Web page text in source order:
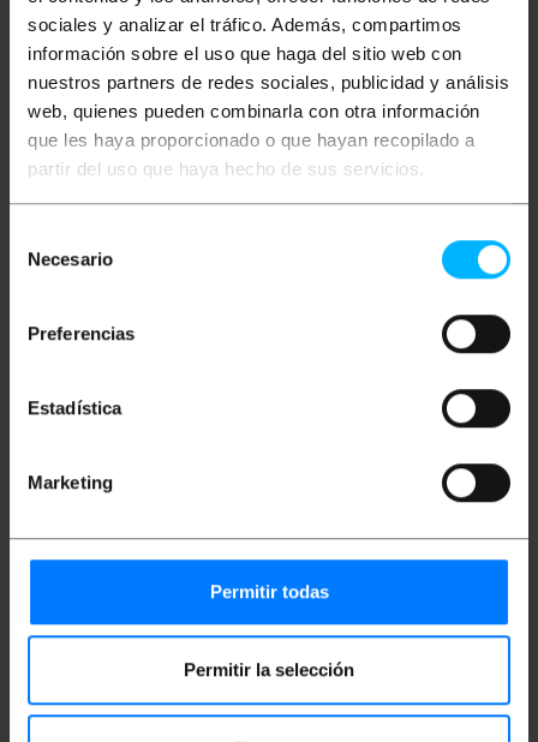
sociales y analizar el tráfico. Además, compartimos
información sobre el uso que haga del sitio web con
nuestros partners de redes sociales, publicidad y análisis
web, quienes pueden combinarla con otra información
que les haya proporcionado o que hayan recopilado a
partir del uso que haya hecho de sus servicios.
Necesario
Preferencias
Estadística
Marketing
Permitir todas
Permitir la selección
Descripción
Cable eléctrico decorativo de tela de color blanco. Se
trata de un cable bipolar interior, con funda de PVC, y
funda exterior de tela decorativa. Cable eléctrico de
sección 2x0.75mm2. Longitud de la bobina: 5m.
Medidas y pesos
Peso bruto: 260 g
Medidas del producto (ancho x profundidad x
Medidas del paquete: 19.0 x 19.0 x 2.0 cm
Clasificación